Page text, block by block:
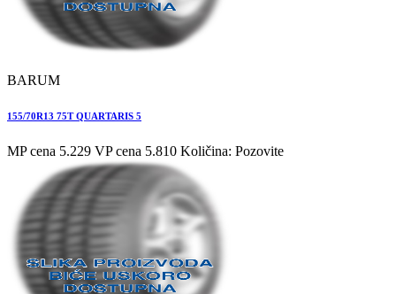
BARUM
155/70R13 75T QUARTARIS 5
MP cena 5.229 VP cena 5.810 Količina: Pozovite